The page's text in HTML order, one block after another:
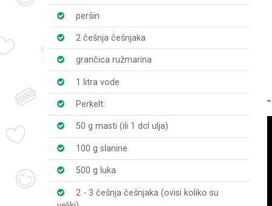
peršin
2 češnja češnjaka
grančica ružmarina
1 litra vode
Perkelt:
50 g masti (ili 1 dcl ulja)
100 g slanine
500 g luka
2 - 3 češnja češnjaka (ovisi koliko su